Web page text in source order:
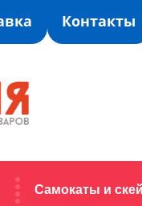
Контакты
Самокаты и